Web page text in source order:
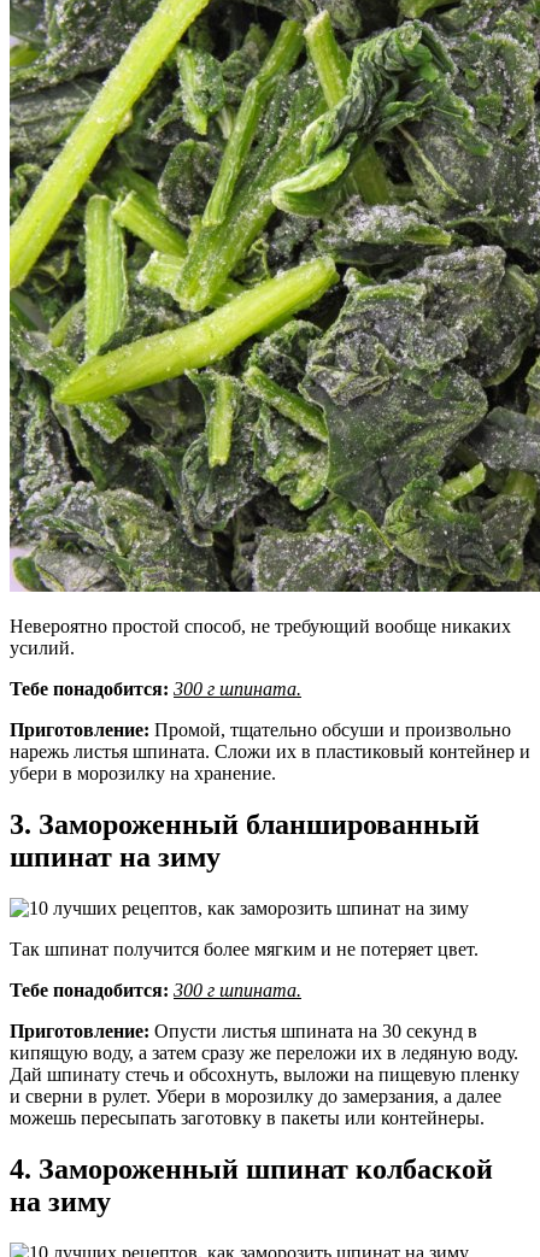
Невероятно простой способ, не требующий вообще никаких
усилий.
Тебе понадобится: 300 г шпината.
Приготовление: Промой, тщательно обсуши и произвольно
нарежь листья шпината. Сложи их в пластиковый контейнер и
убери в морозилку на хранение.
3. Замороженный бланшированный
шпинат на зиму
Так шпинат получится более мягким и не потеряет цвет.
Тебе понадобится: 300 г шпината.
Приготовление: Опусти листья шпината на 30 секунд в
кипящую воду, а затем сразу же переложи их в ледяную воду.
Дай шпинату стечь и обсохнуть, выложи на пищевую пленку
и сверни в рулет. Убери в морозилку до замерзания, а далее
можешь пересыпать заготовку в пакеты или контейнеры.
4. Замороженный шпинат колбаской
на зиму